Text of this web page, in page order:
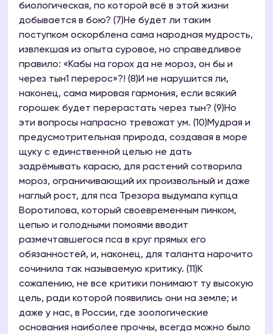
биологическая, по которой всё в этой жизни
добывается в бою? (7)Не будет ли таким
поступком оскорблена сама народная мудрость,
извлекшая из опыта суровое, но справедливое
правило: «Кабы на горох да не мороз, он бы и
через тын1 перерос»?! (8)И не нарушится ли,
наконец, сама мировая гармония, если всякий
горошек будет перерастать через тын? (9)Но
эти вопросы напрасно тревожат ум. (10)Мудрая и
предусмотрительная природа, создавая в море
щуку с единственной целью не дать
задрёмывать карасю, для растений сотворила
мороз, ограничивающий их произвольный и даже
наглый рост, для пса Трезора выдумала купца
Воротилова, который своевременным пинком,
цепью и голодными помоями вводит
размечтавшегося пса в круг прямых его
обязанностей, и, наконец, для таланта нарочито
сочинила так называемую критику. (11)К
сожалению, не все критики понимают ту высокую
цель, ради которой появились они на земле; и
даже у нас, в России, где зоологические
основания наиболее прочны, всегда можно было